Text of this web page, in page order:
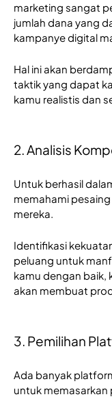
marketing sangat
jumlah dana yang
kampanye digital
Hal ini akan
taktik yang dapat
kamu realistis dan
2. Analisis
Untuk berhasil
memahami
mereka.
Identifikasi
peluang untuk
kamu dengan
akan membuat
3. Pemilihan
Ada banyak
untuk